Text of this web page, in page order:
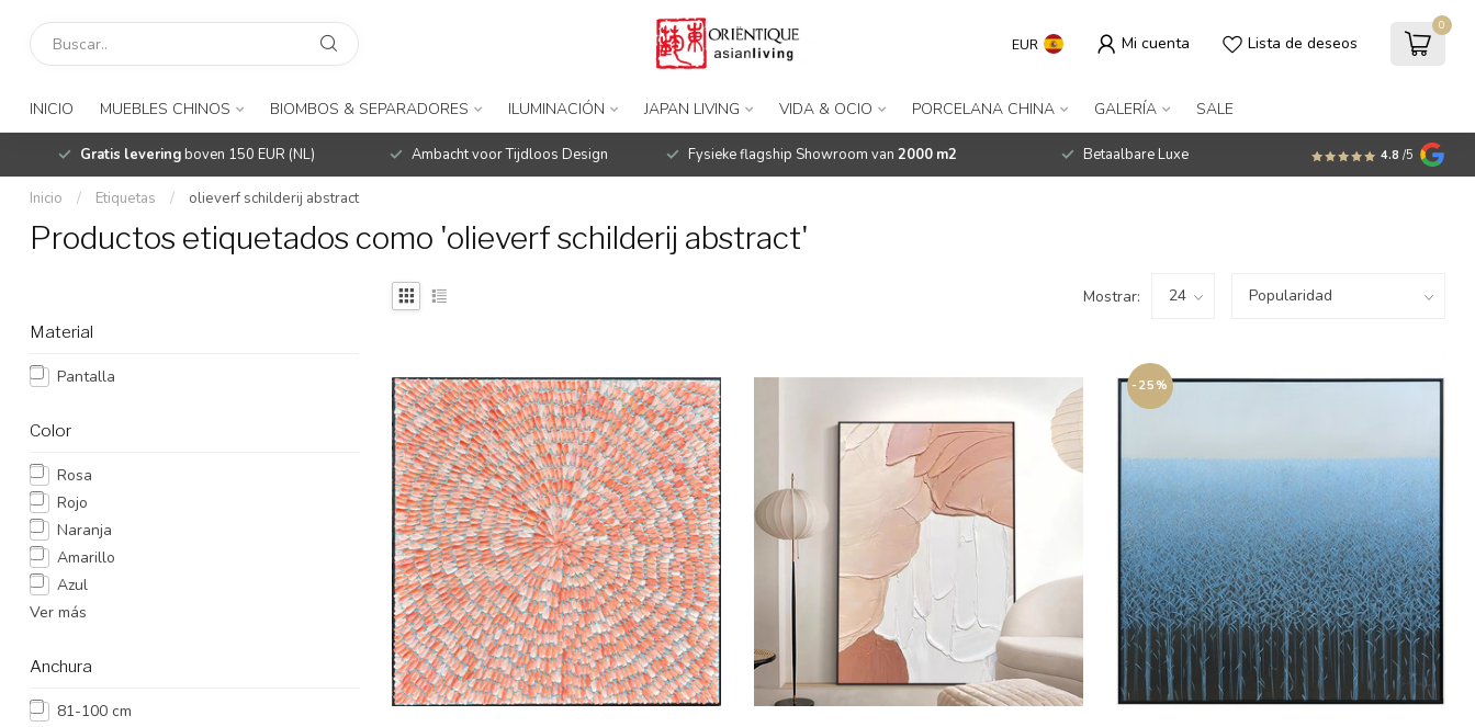
EUR Mi cuenta Lista de deseos
0
INICIO MUEBLES CHINOS BIOMBOS & SEPARADORES ILUMINACIÓN JAPAN LIVING VIDA & OCIO PORCELANA CHINA GALERÍA SALE
Gratis leveringboven 150 EUR (NL) Ambacht voor Tijdloos Design Fysieke flagship Showroom van 2000 m2 Betaalbare Luxe 4.8 /5
Inicio / Etiquetas / olieverf schilderij abstract
Productos etiquetados como 'olieverf schilderij abstract'
Material
Pantalla
Color
Rosa
Rojo
Naranja
Amarillo
Azul
Ver más
Anchura
81-100 cm
Mostrar:
-25%